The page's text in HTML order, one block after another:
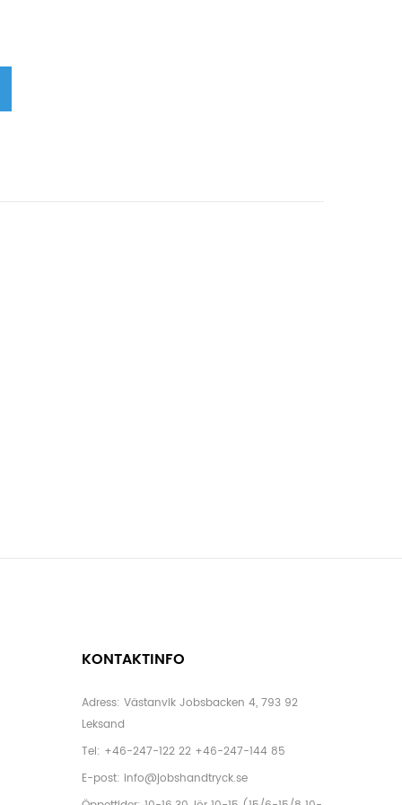
KONTAKTINFO
Adress: Västanvik Jobsbacken 4, 793 92
Leksand
Tel: +46-247-122 22 +46-247-144 85
E-post: info@jobshandtryck.se